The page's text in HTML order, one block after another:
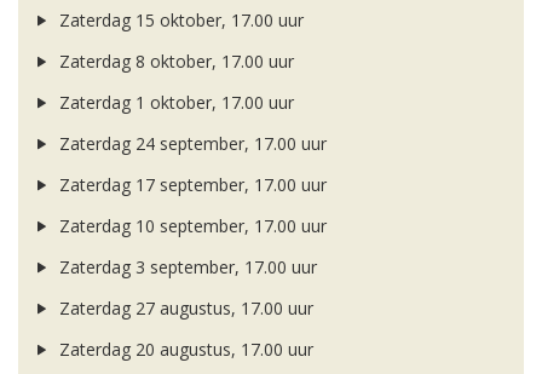
Zaterdag 15 oktober, 17.00 uur
Zaterdag 8 oktober, 17.00 uur
Zaterdag 1 oktober, 17.00 uur
Zaterdag 24 september, 17.00 uur
Zaterdag 17 september, 17.00 uur
Zaterdag 10 september, 17.00 uur
Zaterdag 3 september, 17.00 uur
Zaterdag 27 augustus, 17.00 uur
Zaterdag 20 augustus, 17.00 uur